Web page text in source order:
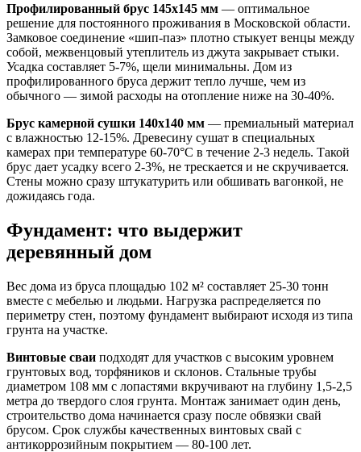
Профилированный брус 145х145 мм — оптимальное
решение для постоянного проживания в Московской области.
Замковое соединение «шип-паз» плотно стыкует венцы между
собой, межвенцовый утеплитель из джута закрывает стыки.
Усадка составляет 5-7%, щели минимальны. Дом из
профилированного бруса держит тепло лучше, чем из
обычного — зимой расходы на отопление ниже на 30-40%.
Брус камерной сушки 140х140 мм — премиальный материал
с влажностью 12-15%. Древесину сушат в специальных
камерах при температуре 60-70°С в течение 2-3 недель. Такой
брус дает усадку всего 2-3%, не трескается и не скручивается.
Стены можно сразу штукатурить или обшивать вагонкой, не
дожидаясь года.
Фундамент: что выдержит
деревянный дом
Вес дома из бруса площадью 102 м² составляет 25-30 тонн
вместе с мебелью и людьми. Нагрузка распределяется по
периметру стен, поэтому фундамент выбирают исходя из типа
грунта на участке.
Винтовые сваи подходят для участков с высоким уровнем
грунтовых вод, торфяников и склонов. Стальные трубы
диаметром 108 мм с лопастями вкручивают на глубину 1,5-2,5
метра до твердого слоя грунта. Монтаж занимает один день,
строительство дома начинается сразу после обвязки свай
брусом. Срок службы качественных винтовых свай с
антикоррозийным покрытием — 80-100 лет.